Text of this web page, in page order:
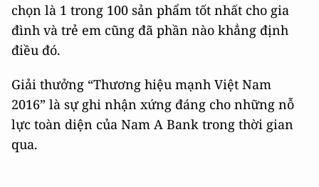
chọn là 1 trong 100 sản phẩm tốt nhất cho gia
đình và trẻ em cũng đã phần nào khẳng định
điều đó.
Giải thưởng “Thương hiệu mạnh Việt Nam
2016” là sự ghi nhận xứng đáng cho những nỗ
lực toàn diện của Nam A Bank trong thời gian
qua.